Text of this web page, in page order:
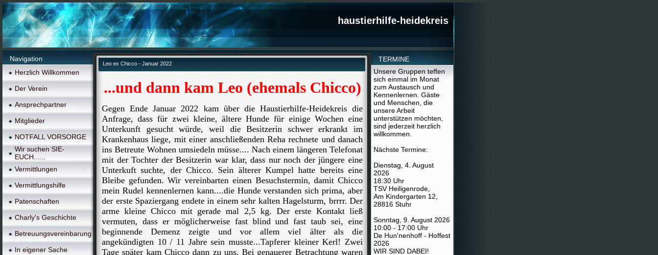
haustierhilfe-heidekreis
Navigation
Herzlich Willkommen
Der Verein
Ansprechpartner
Mitglieder
NOTFALL VORSORGE
Wir suchen SIE-
EUCH......
Vermittlungen
Vermittlungshilfe
Patenschaften
Charly's Geschichte
Betreuungsvereinbarung
In eigener Sache
Leo ex Chicco - Januar 2022
...und dann kam Leo (ehemals Chicco)
Gegen Ende Januar 2022 kam über die Haustierhilfe-Heidekreis die
Anfrage, dass für zwei kleine, ältere Hunde für einige Wochen eine
Unterkunft gesucht würde, weil die Besitzerin schwer erkrankt im
Krankenhaus liege, mit einer anschließenden Reha rechnete und danach
ins Betreute Wohnen umsiedeln müsse.... Nach einem längeren Telefonat
mit der Tochter der Besitzerin war klar, dass nur noch der jüngere eine
Unterkuft suchte, der Chicco. Sein älterer Kumpel hatte bereits eine
Bleibe gefunden. Wir vereinbarten einen Besuchstermin, damit Chicco
mein Rudel kennenlernen kann....die Hunde verstanden sich prima, aber
der erste Spaziergang endete in einem sehr kalten Hagelsturm, brrrr. Der
arme kleine Chicco mit gerade mal 2,5 kg. Der erste Kontakt ließ
vermuten, dass er möglicherweise fast blind und fast taub sei, eine
beginnende Demenz zeigte und vor allem viel älter als die
angekündigten 10 / 11 Jahre sein musste...Tapferer kleiner Kerl! Zwei
Tage später kam Chicco dann zu uns. Bei genauerer Betrachtung waren
TERMINE
Unsere Gruppen teffen
sich einmal im Monat
zum Austausch und
Kennenlernen. Gäste
und Menschen, die
unsere Arbeit
unterstützen möchten,
sind jederzeit herzlich
willkommen.
Nächste Termine:
Dienstag, 4. August
2026
18:30 Uhr
TSV Heiligenrode,
Am Kindergarten 12,
28816 Stuhr
Sonntag, 9. August 2026
10:00 - 17:00 Uhr
De Hun'nenhoff - Hoffest
2026
WIR SIND DABEI!